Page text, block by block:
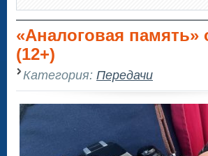
«Аналоговая память»
(12+)
Категория: Передачи